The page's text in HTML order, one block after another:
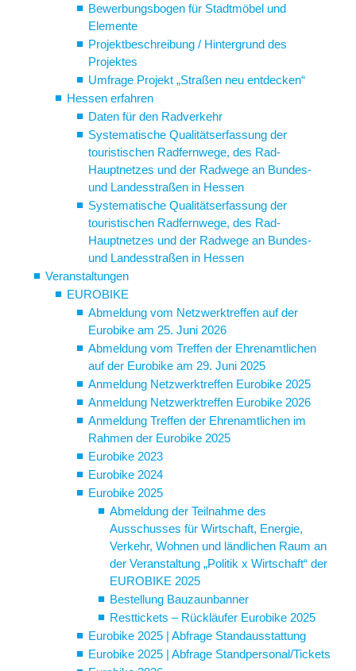
Bewerbungsbogen für Stadtmöbel und
Elemente
Projektbeschreibung / Hintergrund des
Projektes
Umfrage Projekt „Straßen neu entdecken“
Hessen erfahren
Daten für den Radverkehr
Systematische Qualitätserfassung der
touristischen Radfernwege, des Rad-
Hauptnetzes und der Radwege an Bundes-
und Landesstraßen in Hessen
Systematische Qualitätserfassung der
touristischen Radfernwege, des Rad-
Hauptnetzes und der Radwege an Bundes-
und Landesstraßen in Hessen
Veranstaltungen
EUROBIKE
Abmeldung vom Netzwerktreffen auf der
Eurobike am 25. Juni 2026
Abmeldung vom Treffen der Ehrenamtlichen
auf der Eurobike am 29. Juni 2025
Anmeldung Netzwerktreffen Eurobike 2025
Anmeldung Netzwerktreffen Eurobike 2026
Anmeldung Treffen der Ehrenamtlichen im
Rahmen der Eurobike 2025
Eurobike 2023
Eurobike 2024
Eurobike 2025
Abmeldung der Teilnahme des
Ausschusses für Wirtschaft, Energie,
Verkehr, Wohnen und ländlichen Raum an
der Veranstaltung „Politik x Wirtschaft“ der
EUROBIKE 2025
Bestellung Bauzaunbanner
Resttickets – Rückläufer Eurobike 2025
Eurobike 2025 | Abfrage Standausstattung
Eurobike 2025 | Abfrage Standpersonal/Tickets